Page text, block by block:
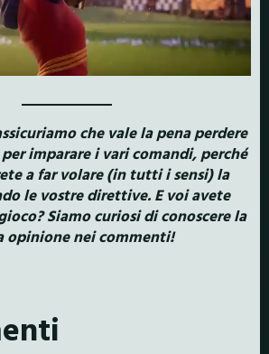
che vale la pena perdere
imparare i vari comandi, perché
a far volare (in tutti i sensi) la
le vostre direttive. E voi avete
Siamo curiosi di conoscere la
opinione nei commenti!